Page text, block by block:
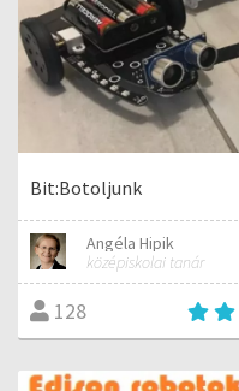
Bit:Botoljunk
Angéla Hipik
középiskolai tanár
128